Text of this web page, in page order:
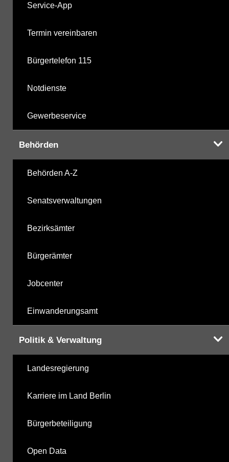
Service-App
Termin vereinbaren
Bürgertelefon 115
Notdienste
Gewerbeservice
Behörden
Behörden A-Z
Senatsverwaltungen
Bezirksämter
Bürgerämter
Jobcenter
Einwanderungsamt
Politik & Verwaltung
Landesregierung
Karriere im Land Berlin
Bürgerbeteiligung
Open Data